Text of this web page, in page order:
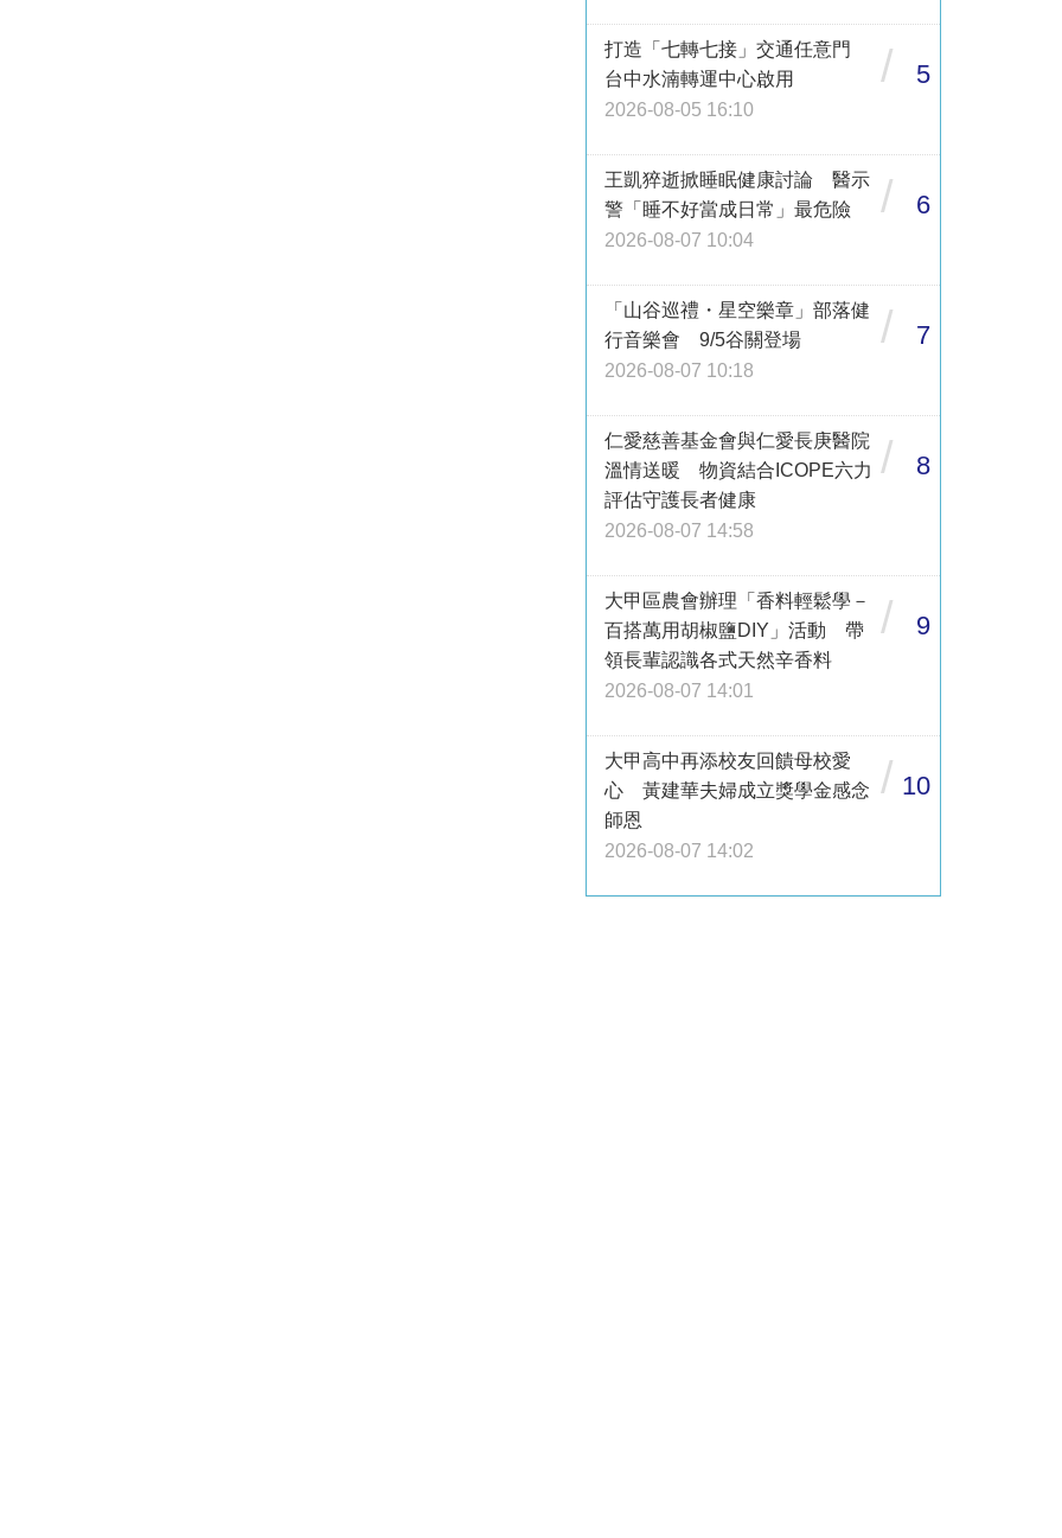
打造「七轉七接」交通任意門
台中水湳轉運中心啟用
2026-08-05 16:10
/ 5
王凱猝逝掀睡眠健康討論 醫示
警「睡不好當成日常」最危險
2026-08-07 10:04
/ 6
「山谷巡禮・星空樂章」部落健
行音樂會 9/5谷關登場
2026-08-07 10:18
/ 7
仁愛慈善基金會與仁愛長庚醫院
溫情送暖 物資結合ICOPE六力
評估守護長者健康
2026-08-07 14:58
/ 8
大甲區農會辦理「香料輕鬆學－
百搭萬用胡椒鹽DIY」活動 帶
領長輩認識各式天然辛香料
2026-08-07 14:01
/ 9
大甲高中再添校友回饋母校愛
心 黃建華夫婦成立獎學金感念
師恩
2026-08-07 14:02
/ 10